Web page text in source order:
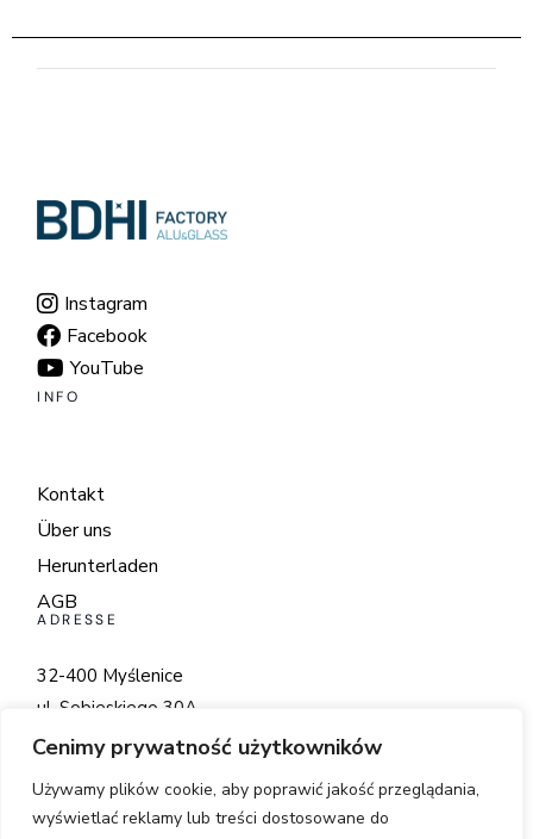
Cenimy prywatność użytkowników
Używamy plików cookie, aby poprawić jakość przeglądania,
wyświetlać reklamy lub treści dostosowane do
Instagram
Facebook
YouTube
INFO
Kontakt
Über uns
Herunterladen
AGB
ADRESSE
32-400 Myślenice
ul. Sobieskiego 30A
+48 798 560 222
biuro@bdhi.eu